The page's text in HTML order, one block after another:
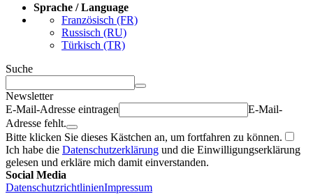
Sprache / Language
Französisch (FR)
Russisch (RU)
Türkisch (TR)
Suche
Newsletter
E-Mail-Adresse eintragen
E-Mail-
Adresse fehlt.
Bitte klicken Sie dieses Kästchen an, um fortfahren zu können.
Ich habe die Datenschutzerklärung und die Einwilligungserklärung
gelesen und erkläre mich damit einverstanden.
Social Media
DatenschutzrichtlinienImpressum